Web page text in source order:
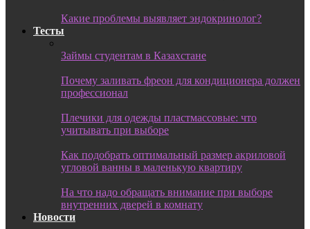
Какие проблемы выявляет эндокринолог?
Тесты
Займы студентам в Казахстане
Почему заливать фреон для кондиционера должен
профессионал
Плечики для одежды пластмассовые: что
учитывать при выборе
Как подобрать оптимальный размер акриловой
угловой ванны в маленькую квартиру
На что надо обращать внимание при выборе
внутренних дверей в комнату
Новости